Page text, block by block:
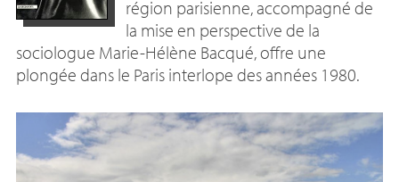
région parisienne, accompagné de
la mise en perspective de la
sociologue Marie-Hélène Bacqué, offre une
plongée dans le Paris interlope des années 1980.